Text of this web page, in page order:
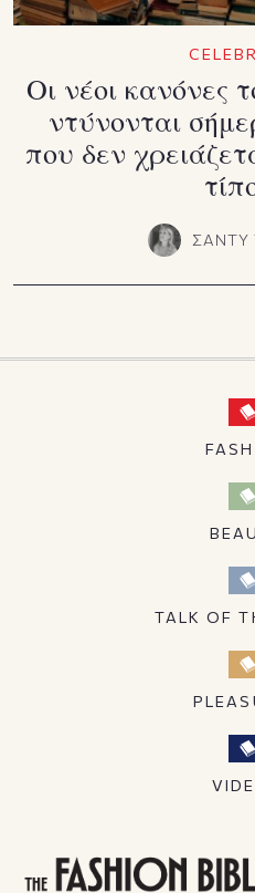
Οι νέοι κανόνες
ντύνονται
που δεν
ΣΑΝΤΥ
TALK OF